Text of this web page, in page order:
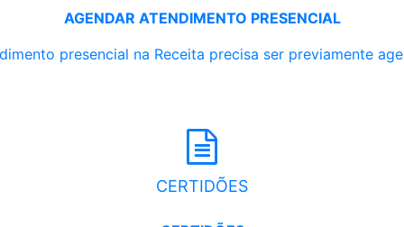
AGENDAR ATENDIMENTO PRESENCIAL
presencial na Receita precisa ser previamente
CERTIDÕES